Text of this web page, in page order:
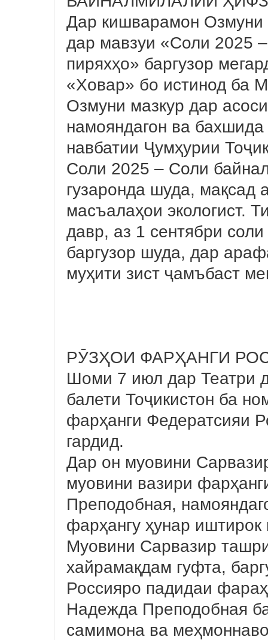
Дар кишварамон Озмуни
дар мавзуи «Соли 2025
пиряхҳо» баргузор
«Ховар» бо истинод ба
Озмуни мазкур дар
намояндагон ва
навбатии Ҷумҳурии
Соли 2025 – Соли
гузаронда шуда, мақсад
масъалаҳои экологист.
давр, аз 1 сентябри
баргузор шуда, дар
муҳити зист ҷамъбаст
РӮЗҲОИ ФАРҲАНГИ
Шоми 7 июл дар Театри
балети Тоҷикистон ба
фарҳанги Федератсияи
гардид.
Дар он муовини
муовини вазири
Преподобная,
фарҳангу ҳунар иштирок
Муовини Сарвазир
хайрамақдам гуфта,
Россияро падидаи
Надежда Преподобная
самимона ва